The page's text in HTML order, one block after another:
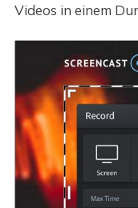
Videos in einem